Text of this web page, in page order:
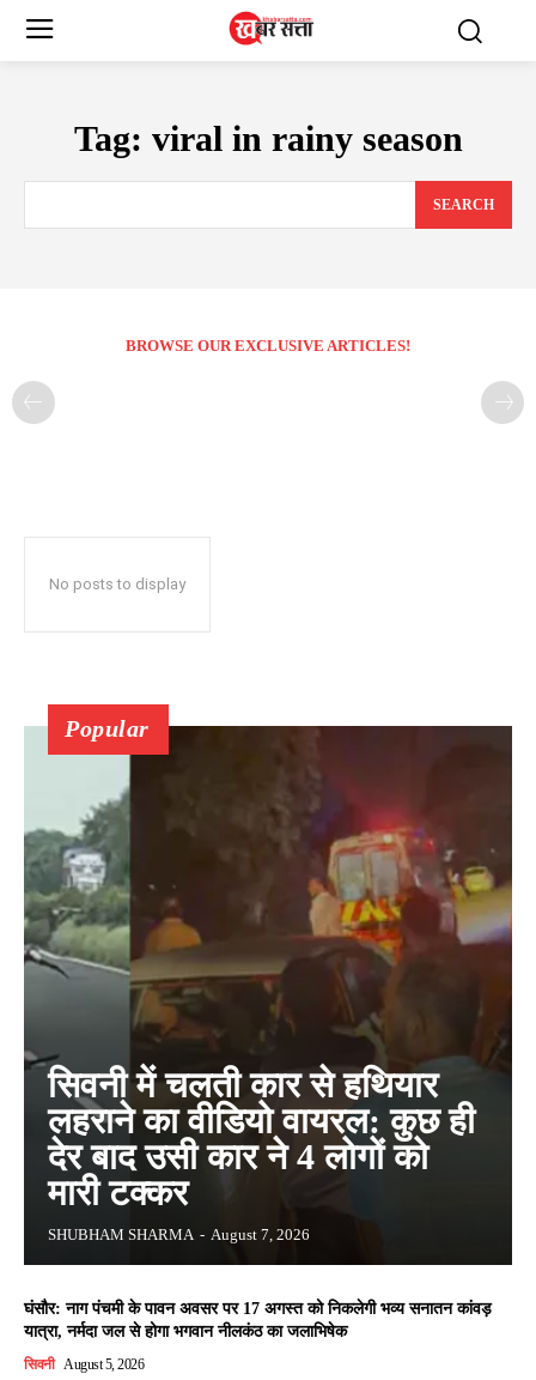
Tag: viral in rainy season
SEARCH
BROWSE OUR EXCLUSIVE ARTICLES!
No posts to display
Popular
सिवनी में चलती कार से हथियार
लहराने का वीडियो वायरल: कुछ ही
देर बाद उसी कार ने 4 लोगों को
मारी टक्कर
SHUBHAM SHARMA - August 7, 2026
घंसौर: नाग पंचमी के पावन अवसर पर 17 अगस्त को निकलेगी भव्य सनातन कांवड़
यात्रा, नर्मदा जल से होगा भगवान नीलकंठ का जलाभिषेक
सिवनी August 5, 2026